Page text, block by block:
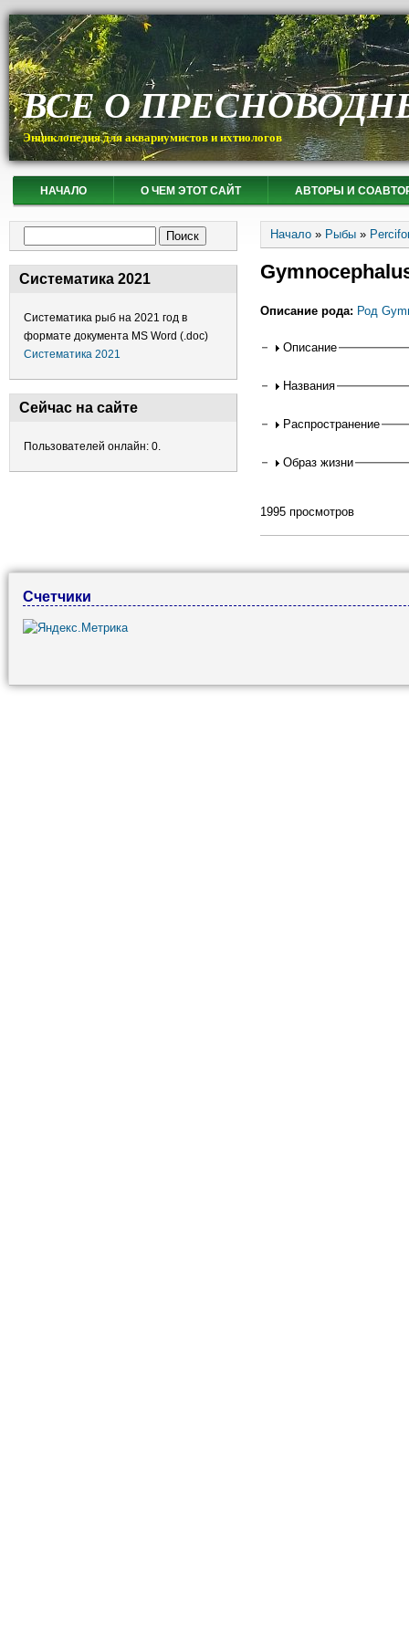
ВСЕ О
Энциклопедия для аквариумистов и ихтиологов
НАЧАЛО О ЧЕМ ЭТОТ САЙТ АВТОРЫ И
Систематика 2021
Систематика рыб на 2021 год в
формате документа MS Word (.doc)
Систематика 2021
Сейчас на сайте
Пользователей онлайн: 0.
Вы здесь
Начало » Рыбы »
Описание рода: Род
Описание
Названия
Распространение
Образ жизни
1995 просмотров
Счетчики